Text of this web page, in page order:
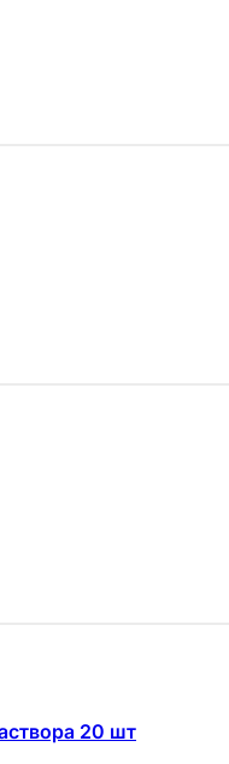
20 шт